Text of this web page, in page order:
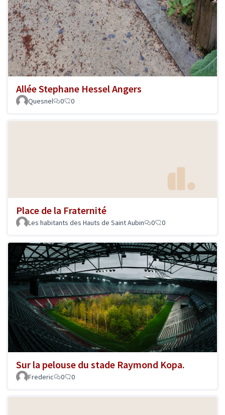
Allée Stephane Hessel Angers
Quesnel 0 0
Place de la Fraternité
Les habitants des Hauts de Saint Aubin 0 0
Sur la pelouse du stade Raymond Kopa.
Frederic 0 0